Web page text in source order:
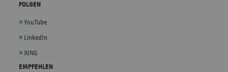
FOLGEN
YouTube
LinkedIn
XING
EMPFEHLEN